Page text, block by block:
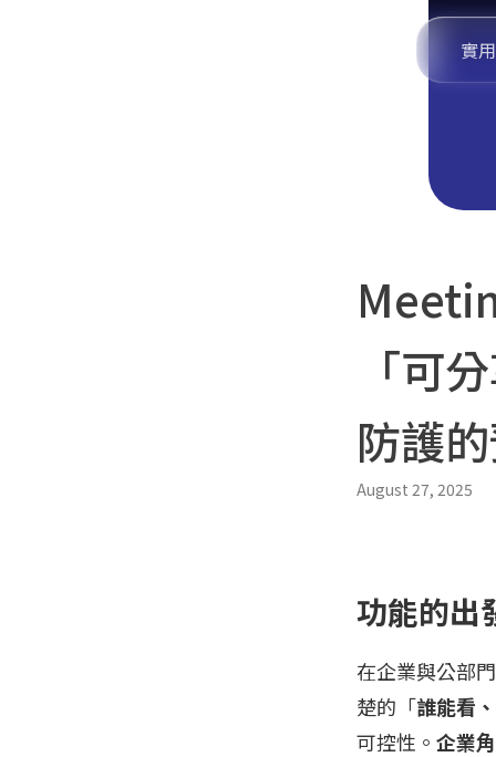
實
「可
防護
August 27, 2025
功能的出
在企業與公部
楚的「誰能看
可控性。 企業